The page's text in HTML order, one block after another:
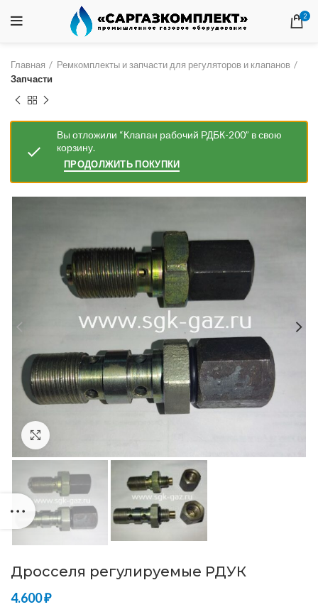
2
Главная
Ремкомплекты и запчасти для регуляторов и клапанов
Запчасти
Вы отложили “Клапан рабочий РДБК-200” в свою
корзину.
ПРОДОЛЖИТЬ ПОКУПКИ
Дросселя регулируемые РДУК
4.600₽